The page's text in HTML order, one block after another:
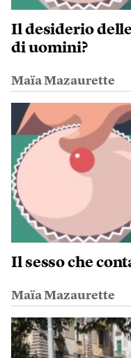
Il desiderio
di uomini?
Maïa Mazaurette
Il sesso che
Maïa Mazaurette